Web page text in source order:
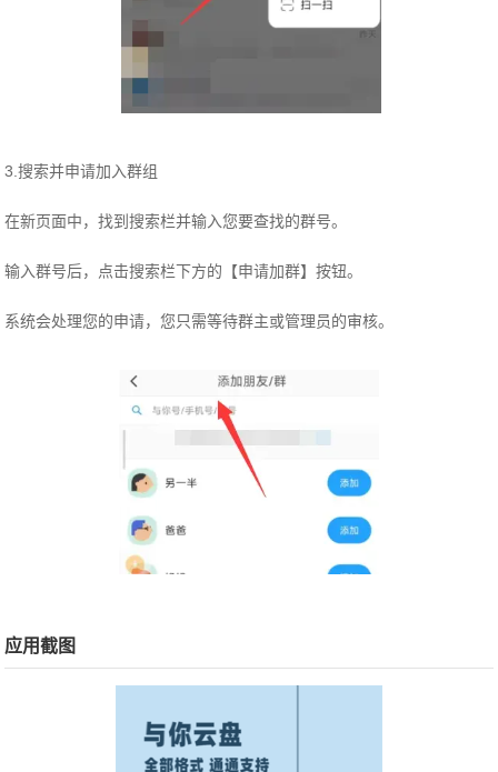
3.搜索并申请加入群组
在新页面中，找到搜索栏并输入您要查找的群号。
输入群号后，点击搜索栏下方的【申请加群】按钮。
系统会处理您的申请，您只需等待群主或管理员的审核。
应用截图